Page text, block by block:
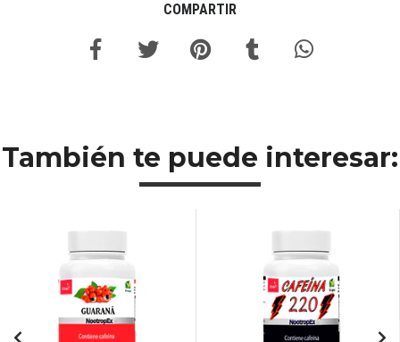
COMPARTIR
También te puede interesar: